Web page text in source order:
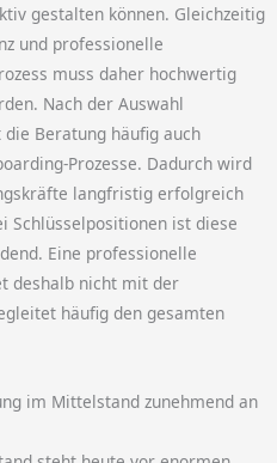
gestalten können. Gleichzeitig
und professionelle
muss daher hochwertig
Nach der Auswahl
Beratung häufig auch
Prozesse. Dadurch wird
langfristig erfolgreich
Schlüsselpositionen ist diese
Eine professionelle
deshalb nicht mit der
häufig den gesamten
im Mittelstand zunehmend an